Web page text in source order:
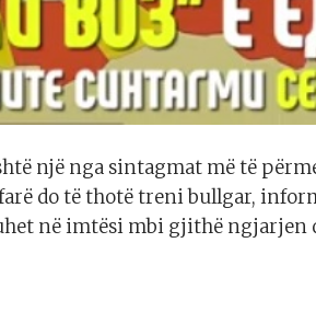
një nga sintagmat më të
do të thotë treni bullgar,
në imtësi mbi gjithë ngjarjen